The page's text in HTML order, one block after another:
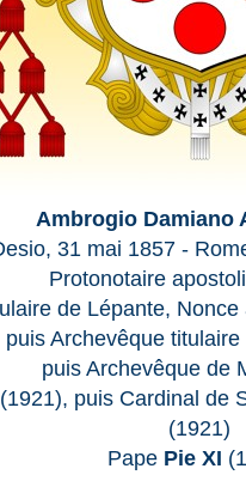
Ambrogio Damiano
31 mai 1857 -
Protonotaire
de Lépante,
puis Archevêque titulaire
puis Archevêque de
puis Cardinal de
(1921)
Pape Pie XI